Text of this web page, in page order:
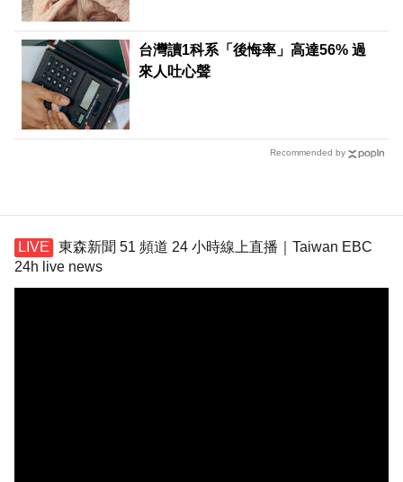
台灣讀1科系「後悔率」高達56% 過
來人吐心聲
Recommended by
東森新聞 51 頻道 24 小時線上直播｜Taiwan EBC
24h live news